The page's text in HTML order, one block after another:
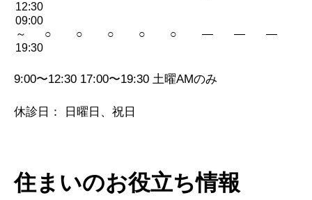
12:30
09:00
～
19:30
○ ○ ○ ○ ○ — — —
9:00〜12:30 17:00〜19:30 土曜AMのみ
休診日： 日曜日、祝日
住まいのお役立ち情報